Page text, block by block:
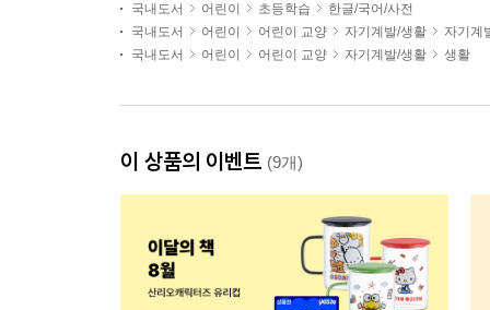
국내도서
어린이 초등학습
한글/국어/사전
국내도서
어린이 어린이 교양 자기계발/생활
자기계
국내도서
어린이 어린이 교양 자기계발/생활 생활
이 상품의 이벤트 (9개)